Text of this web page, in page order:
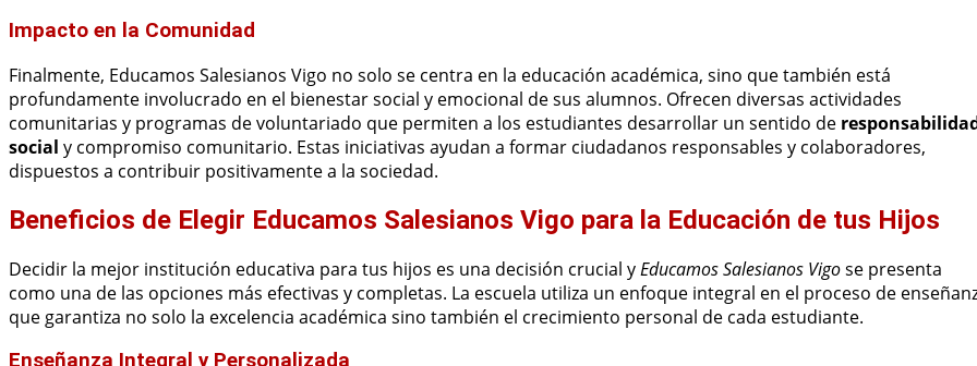
Impacto en la Comunidad
Finalmente, Educamos Salesianos Vigo no solo se centra en la educación académica, sino que también está
profundamente involucrado en el bienestar social y emocional de sus alumnos. Ofrecen diversas actividades
comunitarias y programas de voluntariado que permiten a los estudiantes desarrollar un sentido de
social y compromiso comunitario. Estas iniciativas ayudan a formar ciudadanos responsables y colaboradores,
dispuestos a contribuir positivamente a la sociedad.
Beneficios de Elegir Educamos Salesianos Vigo para la Educación de tus Hijos
Decidir la mejor institución educativa para tus hijos es una decisión crucial yEducamos Salesianos Vigose presenta
como una de las opciones más efectivas y completas. La escuela utiliza un enfoque integral en el proceso de
que garantiza no solo la excelencia académica sino también el crecimiento personal de cada estudiante.
Enseñanza Integral y Personalizada